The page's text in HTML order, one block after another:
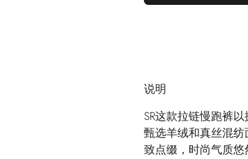
说明
SR这款拉链慢跑裤
甄选羊绒和真丝混
致点缀，时尚气质悠